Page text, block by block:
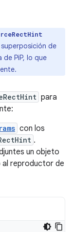
de
PiP, lo que
para
con los
.
un objeto
al reproductor de